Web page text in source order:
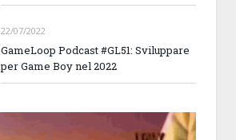
22/07/2022
GameLoop Podcast #GL51: Sviluppare
per Game Boy nel 2022